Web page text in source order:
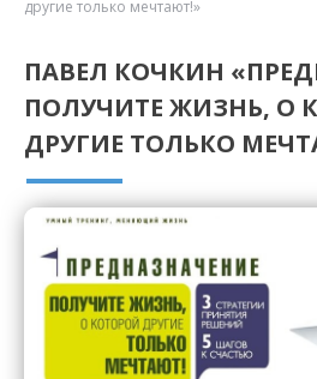
другие только мечтают!»
ПАВЕЛ КОЧКИН
ПОЛУЧИТЕ ЖИЗНЬ, О
ДРУГИЕ ТОЛЬКО